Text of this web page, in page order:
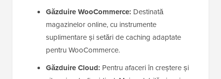
Găzduire WooCommerce: Destinată
magazinelor online, cu instrumente
suplimentare și setări de caching adaptate
pentru WooCommerce.
Găzduire Cloud: Pentru afaceri în creștere și